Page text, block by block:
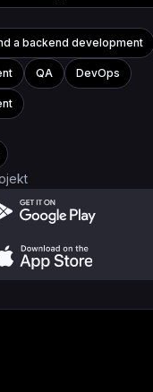
a backend development
QA DevOps